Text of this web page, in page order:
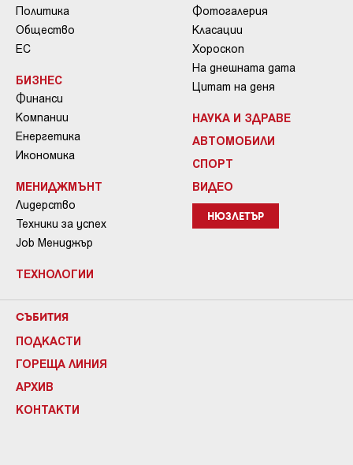
Политика
Общество
ЕС
БИЗНЕС
Финанси
Компании
Енергетика
Икономика
МЕНИДЖМЪНТ
Лидерство
Техники за успех
Job Мениджър
ТЕХНОЛОГИИ
Фотогалерия
Класации
Хороскоп
На днешната дата
Цитат на деня
НАУКА И ЗДРАВЕ
АВТОМОБИЛИ
СПОРТ
ВИДЕО
НЮЗЛЕТЪР
СЪБИТИЯ
ПОДКАСТИ
ГОРЕЩА ЛИНИЯ
АРХИВ
КОНТАКТИ